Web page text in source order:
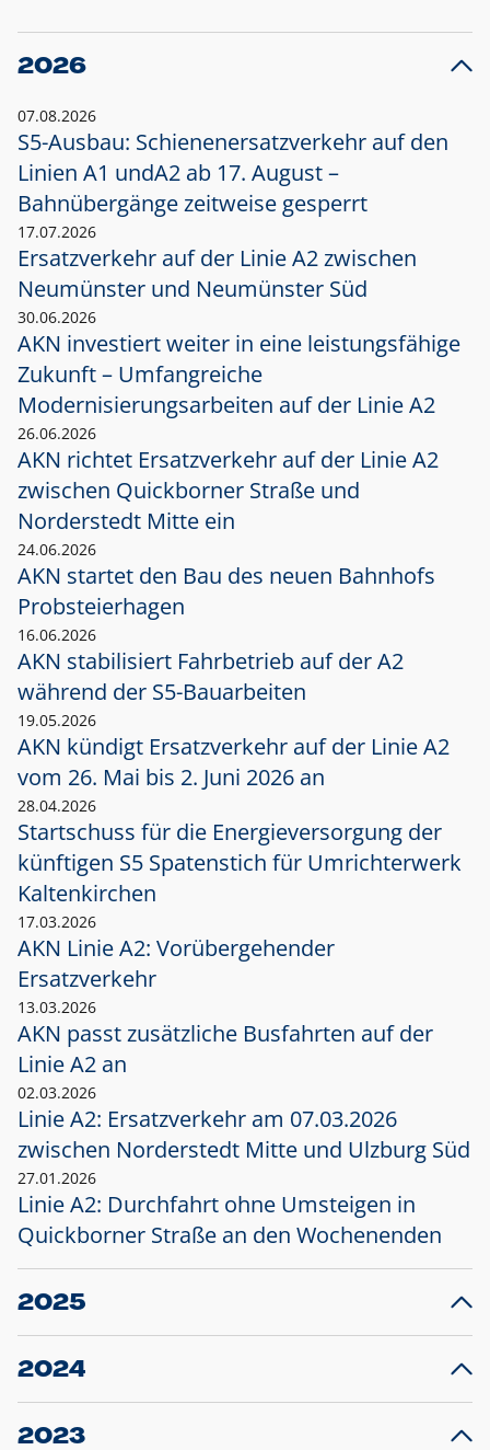
2026
07.08.2026
S5-Ausbau: Schienenersatzverkehr auf den
Linien A1 undA2 ab 17. August –
Bahnübergänge zeitweise gesperrt
17.07.2026
Ersatzverkehr auf der Linie A2 zwischen
Neumünster und Neumünster Süd
30.06.2026
AKN investiert weiter in eine leistungsfähige
Zukunft – Umfangreiche
Modernisierungsarbeiten auf der Linie A2
26.06.2026
AKN richtet Ersatzverkehr auf der Linie A2
zwischen Quickborner Straße und
Norderstedt Mitte ein
24.06.2026
AKN startet den Bau des neuen Bahnhofs
Probsteierhagen
16.06.2026
AKN stabilisiert Fahrbetrieb auf der A2
während der S5-Bauarbeiten
19.05.2026
AKN kündigt Ersatzverkehr auf der Linie A2
vom 26. Mai bis 2. Juni 2026 an
28.04.2026
Startschuss für die Energieversorgung der
künftigen S5 Spatenstich für Umrichterwerk
Kaltenkirchen
17.03.2026
AKN Linie A2: Vorübergehender
Ersatzverkehr
13.03.2026
AKN passt zusätzliche Busfahrten auf der
Linie A2 an
02.03.2026
Linie A2: Ersatzverkehr am 07.03.2026
zwischen Norderstedt Mitte und Ulzburg Süd
27.01.2026
Linie A2: Durchfahrt ohne Umsteigen in
Quickborner Straße an den Wochenenden
2025
23.12.2025
Projekt S5: Start der Bauarbeiten am
2024
10.12.2024
Großprojekt S5: Sperrung der Bahnstraße in
2023